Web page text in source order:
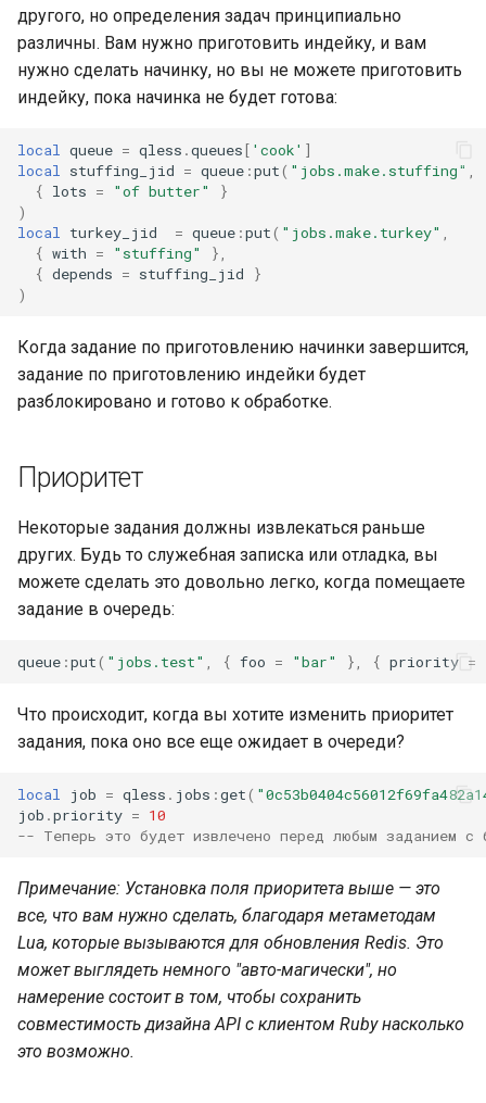
другого, но определения задач принципиально
различны. Вам нужно приготовить индейку, и вам
нужно сделать начинку, но вы не можете приготовить
индейку, пока начинка не будет готова:
local queue = qless .queues[ 'cook' ]
local
stuffing_jid = queue :put( "jobs.make.stuffing"
{ lots = "of butter"
}
)
local
turkey_jid = queue :put( "jobs.make.turkey"
{ with = "stuffing"
},
{ depends = stuffing_jid
}
)
Когда задание по приготовлению начинки завершится,
задание по приготовлению индейки будет
разблокировано и готово к обработке.
Приоритет
Некоторые задания должны извлекаться раньше
других. Будь то служебная записка или отладка, вы
можете сделать это довольно легко, когда помещаете
задание в очередь:
queue :put( "jobs.test" { foo = "bar" }, { priority =
Что происходит, когда вы хотите изменить приоритет
задания, пока оно все еще ожидает в очереди?
local job = qless . jobs :get(
job .priority = 10
-- Теперь это будет извлечено перед любым заданием с
Примечание: Установка поля приоритета выше — это
все, что вам нужно сделать, благодаря метаметодам
Lua, которые вызываются для обновления Redis. Это
может выглядеть немного "авто-магически", но
намерение состоит в том, чтобы сохранить
совместимость дизайна API с клиентом Ruby насколько
это возможно.